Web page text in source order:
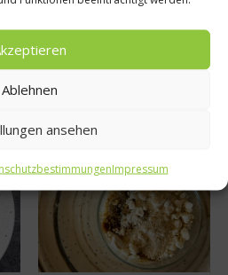
Ablehnen
ansehen
Impressum
jus